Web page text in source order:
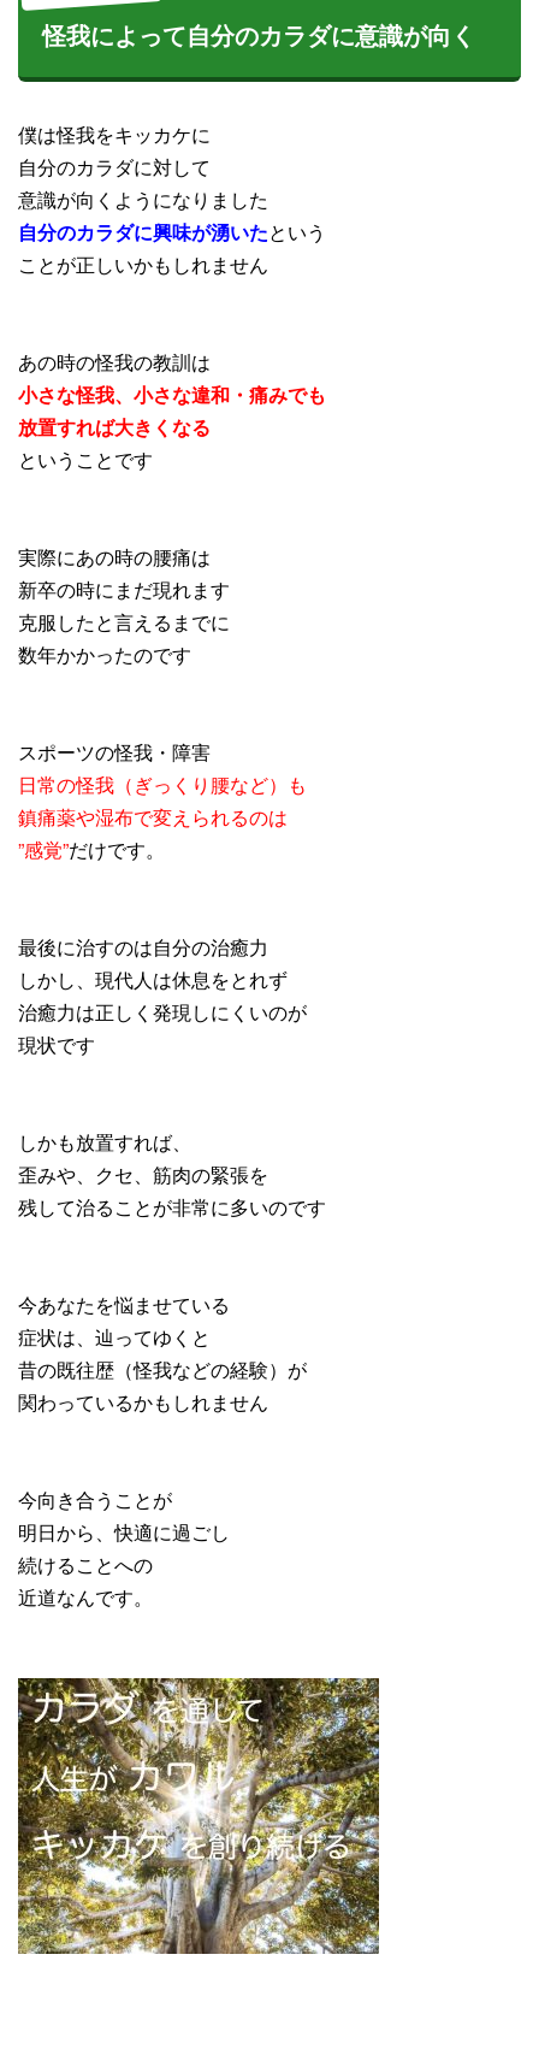
怪我によって自分のカラダに意識が向く
僕は怪我をキッカケに
自分のカラダに対して
意識が向くようになりました
自分のカラダに興味が湧いたという
ことが正しいかもしれません
あの時の怪我の教訓は
小さな怪我、小さな違和・痛みでも
放置すれば大きくなる
ということです
実際にあの時の腰痛は
新卒の時にまだ現れます
克服したと言えるまでに
数年かかったのです
スポーツの怪我・障害
日常の怪我（ぎっくり腰など）も
鎮痛薬や湿布で変えられるのは
”感覚”だけです。
最後に治すのは自分の治癒力
しかし、現代人は休息をとれず
治癒力は正しく発現しにくいのが
現状です
しかも放置すれば、
歪みや、クセ、筋肉の緊張を
残して治ることが非常に多いのです
今あなたを悩ませている
症状は、辿ってゆくと
昔の既往歴（怪我などの経験）が
関わっているかもしれません
今向き合うことが
明日から、快適に過ごし
続けることへの
近道なんです。